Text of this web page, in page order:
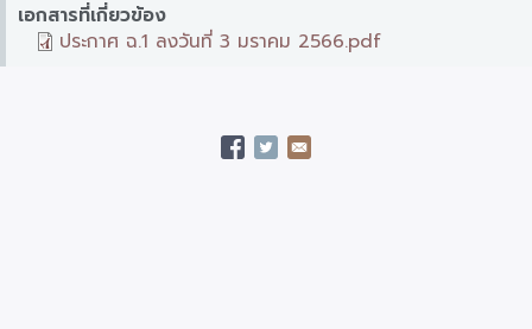
เอกสารที่เกี่ยวข้อง
ประกาศ ฉ.1 ลงวันที่ 3 มราคม 2566.pdf